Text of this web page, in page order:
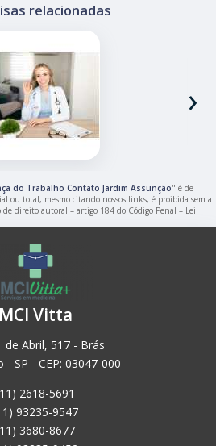
relacionadas
›
do Trabalho Contato Jardim Assunção" é de
ou total, mesmo citando nossos links, é proibida sem a
direito autoral – artigo 184 do Código Penal – Lei
MCI Vitta
de Abril, 517 - Brás
- SP - CEP: 03047-000
2618-5691
93235-9547
3680-8677